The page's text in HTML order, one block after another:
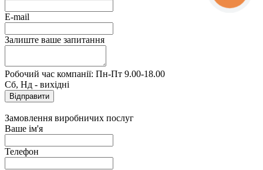
E-mail
Залиште ваше запитання
Робочий час компанії: Пн-Пт 9.00-18.00
Сб, Нд - вихідні
Замовлення виробничих послуг
Ваше ім'я
Телефон